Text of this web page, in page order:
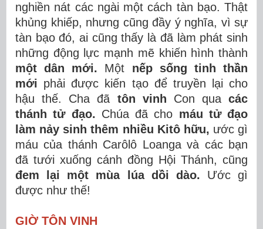
nghiền nát các ngài một cách tàn bạo. Thật
khủng khiếp, nhưng cũng đầy ý nghĩa, vì sự
tàn bạo đó, ai cũng thấy là đã làm phát sinh
những động lực mạnh mẽ khiến hình thành
một dân mới. Một nếp sống tinh thần
mới phải được kiến tạo để truyền lại cho
hậu thế. Cha đã tôn vinh Con qua các
thánh tử đạo. Chúa đã cho máu tử đạo
làm nảy sinh thêm nhiều Kitô hữu, ước gì
máu của thánh Carôlô Loanga và các bạn
đã tưới xuống cánh đồng Hội Thánh, cũng
đem lại một mùa lúa dồi dào. Ước gì
được như thế!
GIỜ TÔN VINH